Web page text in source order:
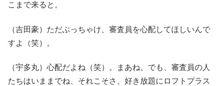
こまで来ると。
（吉田豪）ただぶっちゃけ、審査員を心配してほしいんで
すよ（笑）。
（宇多丸）心配だよね（笑）。まあね。でも、審査員の人
たちはいままでね、それこそさ、好き放題にロフトプラス